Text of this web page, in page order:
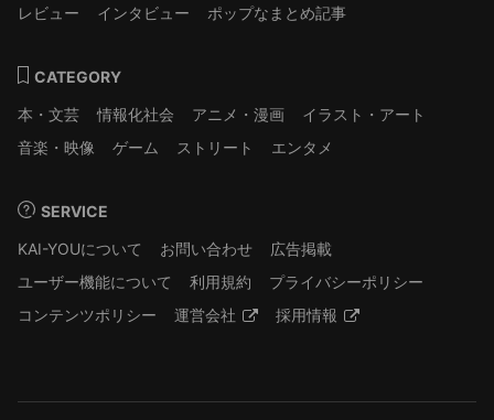
レビュー
インタビュー ポップなまとめ記事
CATEGORY
本・文芸
情報化社会 アニメ・漫画
イラスト・アート
音楽・映像
ゲーム ストリート エンタメ
SERVICE
KAI-YOUについて
お問い合わせ
広告掲載
ユーザー機能について
利用規約
プライバシーポリシー
コンテンツポリシー
運営会社 採用情報